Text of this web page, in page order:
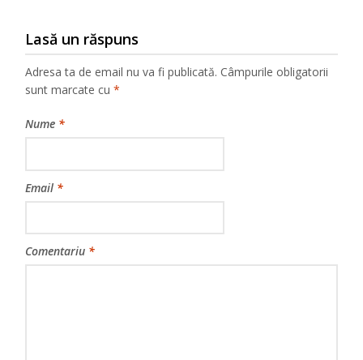
Lasă un răspuns
Adresa ta de email nu va fi publicată. Câmpurile obligatorii
sunt marcate cu*
Nume *
Email *
Comentariu *